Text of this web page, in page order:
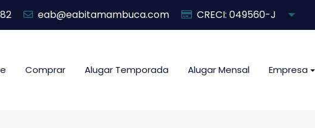
eab@eabitamambuca.com CRECI: 049560-J
Comprar Alugar Temporada Alugar Mensal Empresa